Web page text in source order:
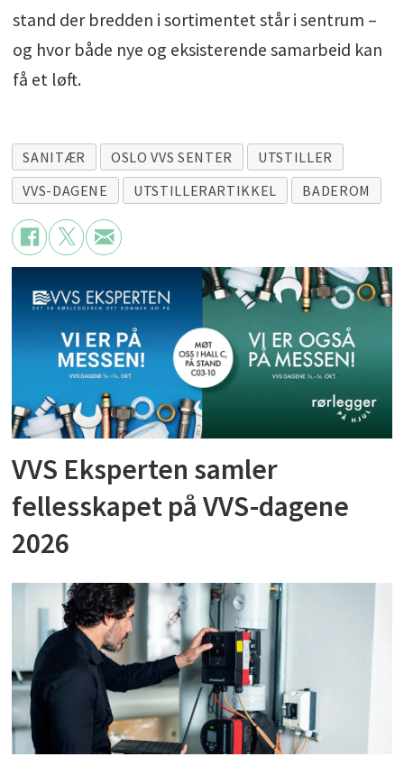
stand der bredden i sortimentet står i sentrum –
og hvor både nye og eksisterende samarbeid kan
få et løft.
SANITÆR OSLO VVS SENTER
UTSTILLER
VVS-DAGENE
UTSTILLERARTIKKEL BADEROM
VVS Eksperten samler
fellesskapet på VVS-dagene
2026